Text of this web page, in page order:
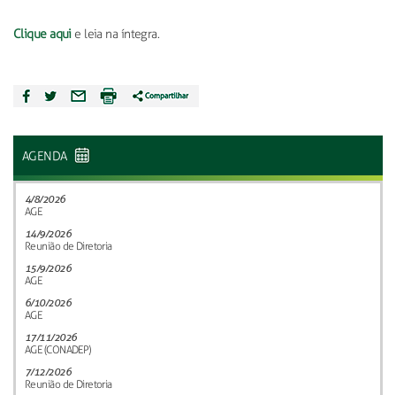
Clique aquie leia na íntegra.
AGENDA
4/8/2026
AGE
14/9/2026
Reunião de Diretoria
15/9/2026
AGE
6/10/2026
AGE
17/11/2026
AGE (CONADEP)
7/12/2026
Reunião de Diretoria